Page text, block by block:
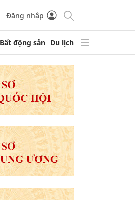
Đăng nhập
Bất động sản Du lịch